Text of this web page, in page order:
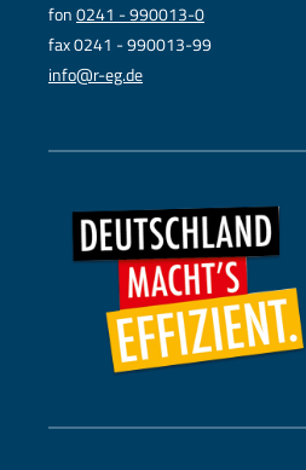
fon0241 - 990013-0
fax 0241 - 990013-99
info@r-eg.de